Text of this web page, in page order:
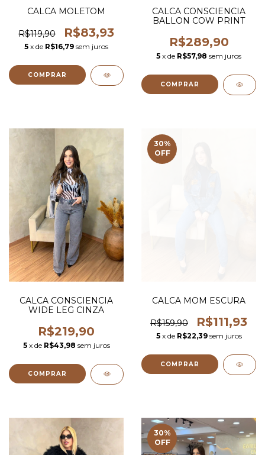
CALCA MOLETOM
R$119,90 R$83,93
5 x de R$16,79 sem juros
COMPRAR
CALCA CONSCIENCIA
BALLON COW PRINT
R$289,90
5 x de R$57,98 sem juros
COMPRAR
CALCA CONSCIENCIA
WIDE LEG CINZA
R$219,90
5 x de R$43,98 sem juros
COMPRAR
30%
OFF
CALCA MOM ESCURA
R$159,90 R$111,93
5 x de R$22,39 sem juros
COMPRAR
30%
OFF